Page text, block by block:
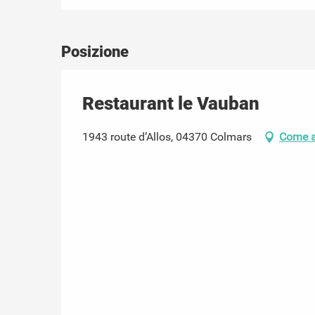
Posizione
Restaurant le Vauban
1943 route d’Allos, 04370 Colmars Come